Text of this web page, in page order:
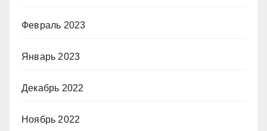
Февраль 2023
Январь 2023
Декабрь 2022
Ноябрь 2022